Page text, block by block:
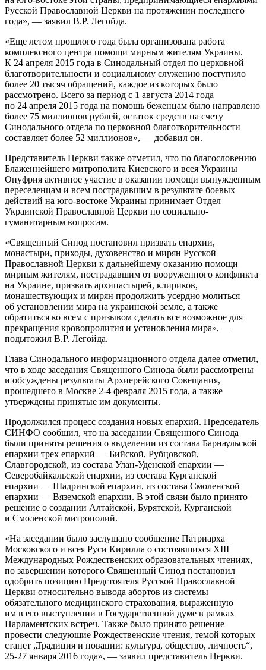
Русской Православной Церкви на протяжении последнего
года», — заявил В.Р. Легойда.
«Еще летом прошлого года была организована работа
комплексного центра помощи мирным жителям Украины.
К 24 апреля 2015 года в Синодальный отдел по церковной
благотворительности и социальному служению поступило
более 20 тысяч обращений, каждое из которых было
рассмотрено. Всего за период с 1 августа 2014 года
по 24 апреля 2015 года на помощь беженцам было направлено
более 75 миллионов рублей, остаток средств на счету
Синодального отдела по церковной благотворительности
составляет более 52 миллионов», — добавил он.
Представитель Церкви также отметил, что по благословению
Блаженнейшего митрополита Киевского и всея Украины
Онуфрия активное участие в оказании помощи вынужденным
переселенцам и всем пострадавшим в результате боевых
действий на юго-востоке Украины принимает Отдел
Украинской Православной Церкви по социально-
гуманитарным вопросам.
«Священный Синод постановил призвать епархии,
монастыри, приходы, духовенство и мирян Русской
Православной Церкви к дальнейшему оказанию помощи
мирным жителям, пострадавшим от вооруженного конфликта
на Украине, призвать архипастырей, клириков,
монашествующих и мирян продолжить усердно молиться
об установлении мира на украинской земле, а также
обратиться ко всем с призывом сделать все возможное для
прекращения кровопролития и установления мира», —
подытожил В.Р. Легойда.
Глава Синодального информационного отдела далее отметил,
что в ходе заседания Священного Синода были рассмотрены
и обсуждены результаты Архиерейского Совещания,
прошедшего в Москве 2-4 февраля 2015 года, а также
утверждены принятые им документы.
Продолжился процесс создания новых епархий. Председатель
СИНФО сообщил, что на заседании Священного Синода
были приняты решения о выделении из состава Барнаульской
епархии трех епархий — Бийской, Рубцовской,
Славгородской, из состава Улан-Уденской епархии —
Северобайкальской епархии, из состава Курганской
епархии — Шадринской епархии, из состава Смоленской
епархии — Вяземской епархии. В этой связи было принято
решение о создании Алтайской, Бурятской, Курганской
и Смоленской митрополий.
«На заседании было заслушано сообщение Патриарха
Московского и всея Руси Кирилла о состоявшихся XIII
Международных Рождественских образовательных чтениях,
по завершении которого Священный Синод постановил
одобрить позицию Предстоятеля Русской Православной
Церкви относительно вывода абортов из системы
обязательного медицинского страхования, выраженную
им в его выступлении в Государственной думе в рамках
Парламентских встреч. Также было принято решение
провести следующие Рождественские чтения, темой которых
станет „Традиция и новации: культура, общество, личность“,
25-27 января 2016 года», — заявил представитель Церкви.